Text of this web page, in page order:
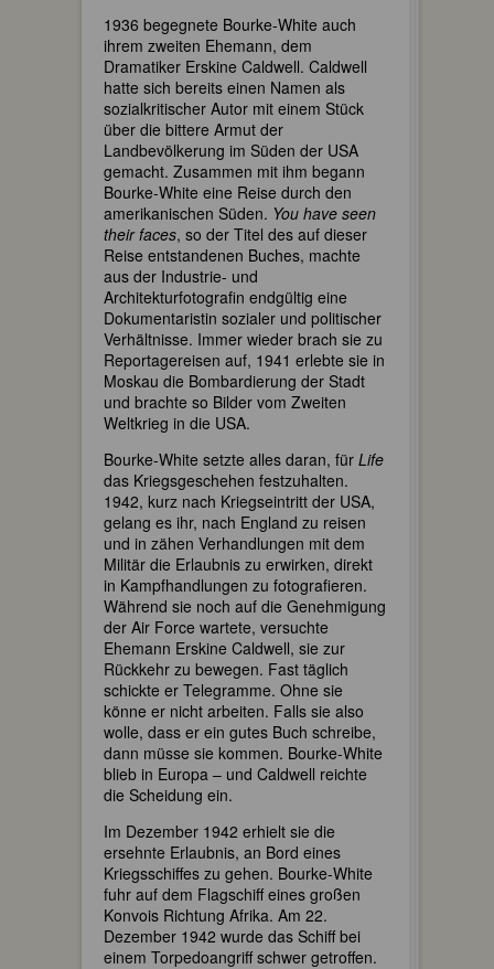
1936 begegnete Bourke-White auch
ihrem zweiten Ehemann, dem
Dramatiker Erskine Caldwell. Caldwell
hatte sich bereits einen Namen als
sozialkritischer Autor mit einem Stück
über die bittere Armut der
Landbevölkerung im Süden der USA
gemacht. Zusammen mit ihm begann
Bourke-White eine Reise durch den
amerikanischen Süden. You have seen
their faces, so der Titel des auf dieser
Reise entstandenen Buches, machte
aus der Industrie- und
Architekturfotografin endgültig eine
Dokumentaristin sozialer und politischer
Verhältnisse. Immer wieder brach sie zu
Reportagereisen auf, 1941 erlebte sie in
Moskau die Bombardierung der Stadt
und brachte so Bilder vom Zweiten
Weltkrieg in die USA.
Bourke-White setzte alles daran, für Life
das Kriegsgeschehen festzuhalten.
1942, kurz nach Kriegseintritt der USA,
gelang es ihr, nach England zu reisen
und in zähen Verhandlungen mit dem
Militär die Erlaubnis zu erwirken, direkt
in Kampfhandlungen zu fotografieren.
Während sie noch auf die Genehmigung
der Air Force wartete, versuchte
Ehemann Erskine Caldwell, sie zur
Rückkehr zu bewegen. Fast täglich
schickte er Telegramme. Ohne sie
könne er nicht arbeiten. Falls sie also
wolle, dass er ein gutes Buch schreibe,
dann müsse sie kommen. Bourke-White
blieb in Europa – und Caldwell reichte
die Scheidung ein.
Im Dezember 1942 erhielt sie die
ersehnte Erlaubnis, an Bord eines
Kriegsschiffes zu gehen. Bourke-White
fuhr auf dem Flagschiff eines großen
Konvois Richtung Afrika. Am 22.
Dezember 1942 wurde das Schiff bei
einem Torpedoangriff schwer getroffen.